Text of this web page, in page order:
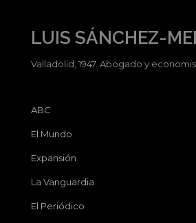
LUIS SÁNCHEZ-
Valladolid, 1947. Abogado y
ABC
El Mundo
Expansión
La Vanguardia
El Periódico